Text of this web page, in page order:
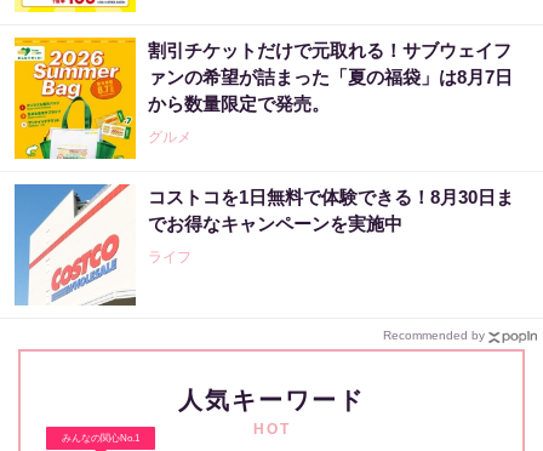
割引チケットだけで元取れる！サブウェイフ
ァンの希望が詰まった「夏の福袋」は8月7日
から数量限定で発売。
グルメ
コストコを1日無料で体験できる！8月30日ま
でお得なキャンペーンを実施中
ライフ
Recommended by
人気キーワード
HOT
みんなの関心No.1